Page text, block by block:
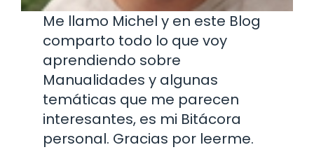
Me llamo Michel y en este Blog
comparto todo lo que voy
aprendiendo sobre
Manualidades y algunas
temáticas que me parecen
interesantes, es mi Bitácora
personal. Gracias por leerme.